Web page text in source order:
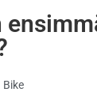
Bike